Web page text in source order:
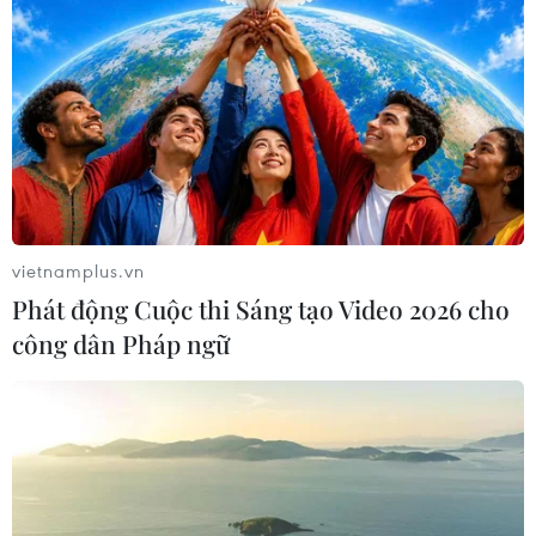
Làm rõ toàn bộ chuỗi hành vi
gây rối trật tự công cộng của Khánh
Sky
04/08/2026 04:15
Xem thêm
CƠ QUAN CHỦ QUẢN: THÔNG TẤN XÃ VIỆT NAM
Tổng Biên tập: TRẦN TIẾN DUẨN
Phó Tổng Biên tập: NGUYỄN THỊ TÁM, KHÚC THANH
vietnamplus.vn
Phát động Cuộc thi Sáng tạo Video 2026 cho
công dân Pháp ngữ